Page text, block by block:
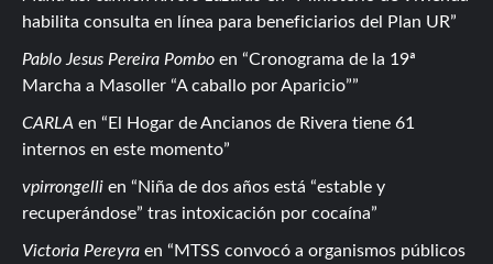
habilita consulta en línea para beneficiarios del Plan UR
Pablo Jesus Pereira Pombo en
Cronograma de la 19ª
Marcha a Masoller “A caballo por Aparicio”
CARLA en
El Hogar de Ancianos de Rivera tiene 61
internos en este momento
vpirrongelli en
Niña de dos años está “estable y
recuperándose” tras intoxicación por cocaína
Victoria Pereyra en MTSS convocó a organismos públicos